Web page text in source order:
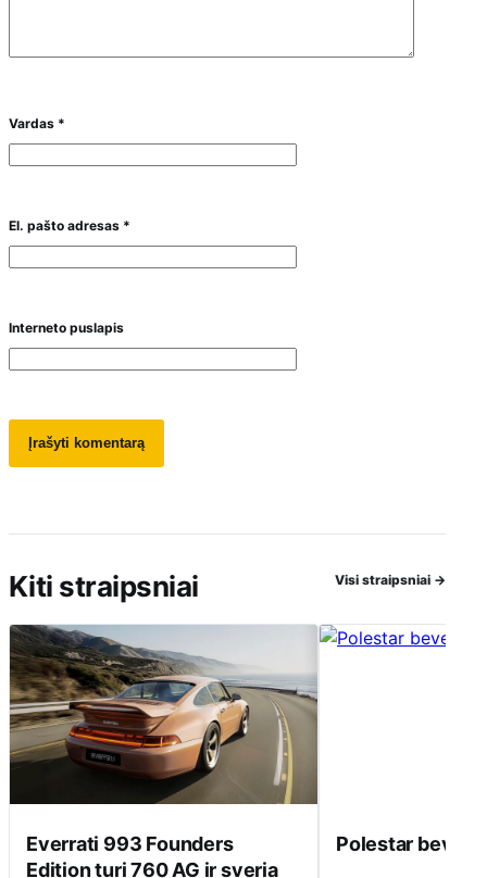
Vardas *
El. pašto adresas *
Interneto puslapis
Kiti straipsniai Visi straipsniai →
Everrati 993 Founders
Edition turi 760 AG ir sveria
Polestar beveik